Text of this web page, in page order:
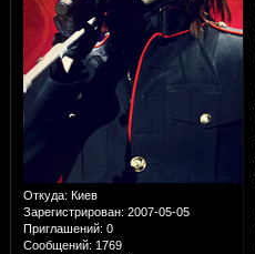
Откуда: Киев
Зарегистрирован: 2007-05-05
Приглашений: 0
Сообщений: 1769